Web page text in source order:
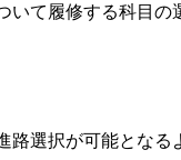
て履修する科目の
選択が可能とな